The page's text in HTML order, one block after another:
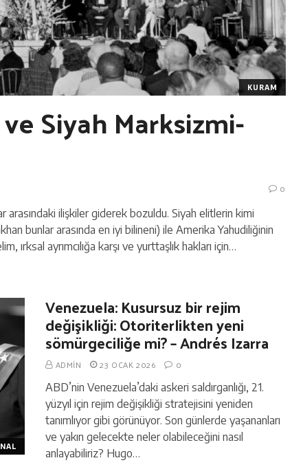
KURAM
Siyah Marksizmi-
0
arasındaki ilişkiler giderek bozuldu. Siyah elitlerin kimi
bunlar arasında en iyi bilineni) ile Amerika Yahudiliğinin
ırksal ayrımcılığa karşı ve yurttaşlık hakları için…
Venezuela: Kusursuz bir rejim
değişikliği: Otoriterlikten yeni
sömürgeciliğe mi? – Andrés Izarra
ADMIN 23 OCAK 2026 0
ABD’nin Venezuela’daki askeri saldırganlığı, 21.
yüzyıl için rejim değişikliği stratejisini yeniden
tanımlıyor gibi görünüyor. Son günlerde yaşananları
ve yakın gelecekte neler olabileceğini nasıl
anlayabiliriz? Hugo…